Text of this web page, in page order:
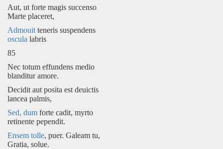
Aut, ut forte magis succenso
Marte placeret,
Admouit teneris suspendens
oscula labris
85
Nec totum effundens medio
blanditur amore.
Decidit aut posita est deuictis
lancea palmis,
Sed, dum forte cadit, myrto
retinente pependit.
Ensem tolle, puer. Galeam tu,
Gratia, solue.